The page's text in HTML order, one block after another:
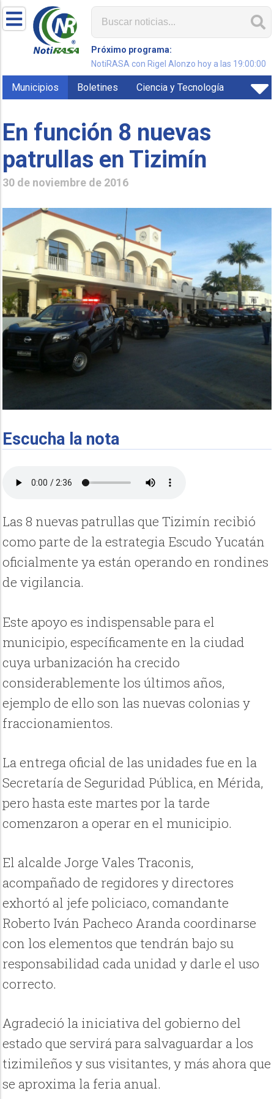
Próximo programa:
NotiRASA con Rigel Alonzo hoy a las 19:00:00
Municipios Boletines Ciencia y Tecnología
En función 8 nuevas
patrullas en Tizimín
30 de noviembre de 2016
Escucha la nota
Las 8 nuevas patrullas que Tizimín recibió
como parte de la estrategia Escudo Yucatán
oficialmente ya están operando en rondines
de vigilancia.
Este apoyo es indispensable para el
municipio, específicamente en la ciudad
cuya urbanización ha crecido
considerablemente los últimos años,
ejemplo de ello son las nuevas colonias y
fraccionamientos.
La entrega oficial de las unidades fue en la
Secretaría de Seguridad Pública, en Mérida,
pero hasta este martes por la tarde
comenzaron a operar en el municipio.
El alcalde Jorge Vales Traconis,
acompañado de regidores y directores
exhortó al jefe policiaco, comandante
Roberto Iván Pacheco Aranda coordinarse
con los elementos que tendrán bajo su
responsabilidad cada unidad y darle el uso
correcto.
Agradeció la iniciativa del gobierno del
estado que servirá para salvaguardar a los
tizimileños y sus visitantes, y más ahora que
se aproxima la feria anual.